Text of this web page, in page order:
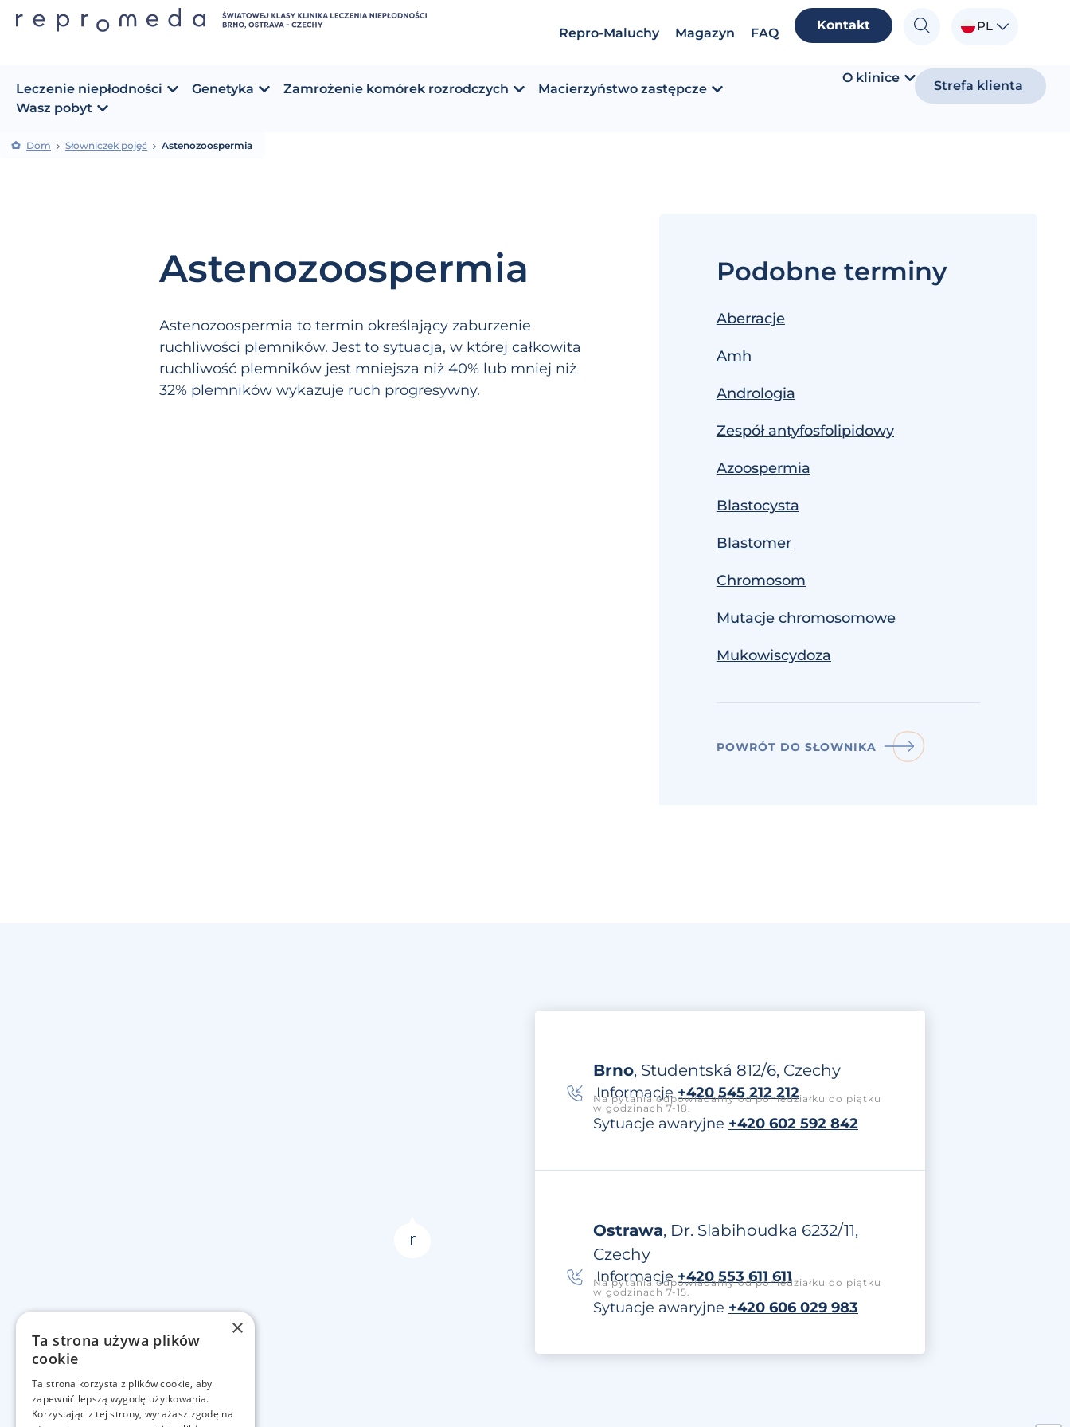
Repro-Maluchy Magazyn FAQ
Kontakt PL
Leczenie niepłodności Genetyka Zamrożenie komórek rozrodczych
Macierzyństwo zastępcze
Wasz pobyt
O klinice
Strefa klienta
Dom Słowniczek pojęć Astenozoospermia
Astenozoospermia
Astenozoospermia to termin określający zaburzenie
ruchliwości plemników. Jest to sytuacja, w której całkowita
ruchliwość plemników jest mniejsza niż 40% lub mniej niż
32% plemników wykazuje ruch progresywny.
Podobne terminy
Aberracje
Amh
Andrologia
Zespół antyfosfolipidowy
Azoospermia
Blastocysta
Blastomer
Chromosom
Mutacje chromosomowe
Mukowiscydoza
POWRÓT DO SŁOWNIKA
Brno, Studentská 812/6, Czechy
Informacje +420 545 212 212
Na pytania odpowiadamy od poniedziałku do piątku
w godzinach 7-18.
Sytuacje awaryjne +420 602 592 842
Ostrawa, Dr. Slabihoudka 6232/11,
Czechy
Informacje +420 553 611 611
Na pytania odpowiadamy od poniedziałku do piątku
w godzinach 7-15.
Sytuacje awaryjne +420 606 029 983
×
Ta strona używa plików
cookie
Ta strona korzysta z plików cookie, aby
zapewnić lepszą wygodę użytkowania.
Korzystając z tej strony, wyrażasz zgodę na